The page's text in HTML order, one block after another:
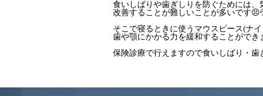
食いしばりや歯ぎしりを防ぐためには
改善することが難しいことが多いです
そこで寝るときに使うマウスピース(ナ
歯や顎にかかる力を緩和することができ
保険診療で行えますので食いしばり・歯